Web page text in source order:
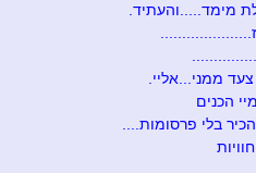
מימד.....והעתיד.
ממני...אליי.
הכנים
בלי פרסומות....